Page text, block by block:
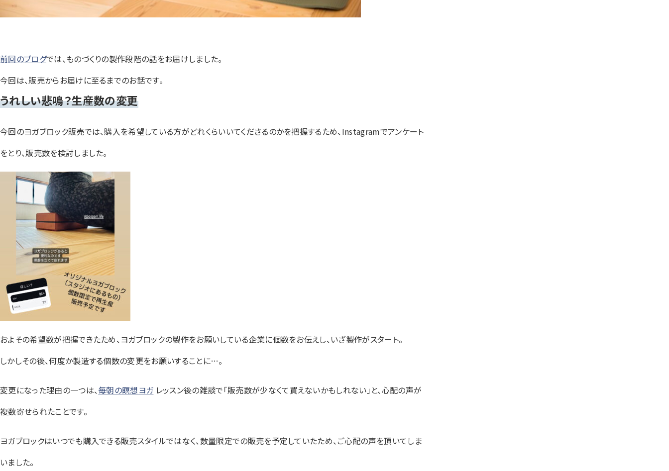
前回のブログでは、ものづくりの製作段階の話をお届けしました。
今回は、販売からお届けに至るまでのお話です。
うれしい悲鳴？生産数の変更
今回のヨガブロック販売では、購入を希望している方がどれくらいいてくださるのかを把握するため、Instagramでアンケート
をとり、販売数を検討しました。
およその希望数が把握できたため、ヨガブロックの製作をお願いしている企業に個数をお伝えし、いざ製作がスタート。
しかしその後、何度か製造する個数の変更をお願いすることに…。
変更になった理由の一つは、毎朝の瞑想ヨガ レッスン後の雑談で「販売数が少なくて買えないかもしれない」と、心配の声が
複数寄せられたことです。
ヨガブロックはいつでも購入できる販売スタイルではなく、数量限定での販売を予定していたため、ご心配の声を頂いてしま
いました。